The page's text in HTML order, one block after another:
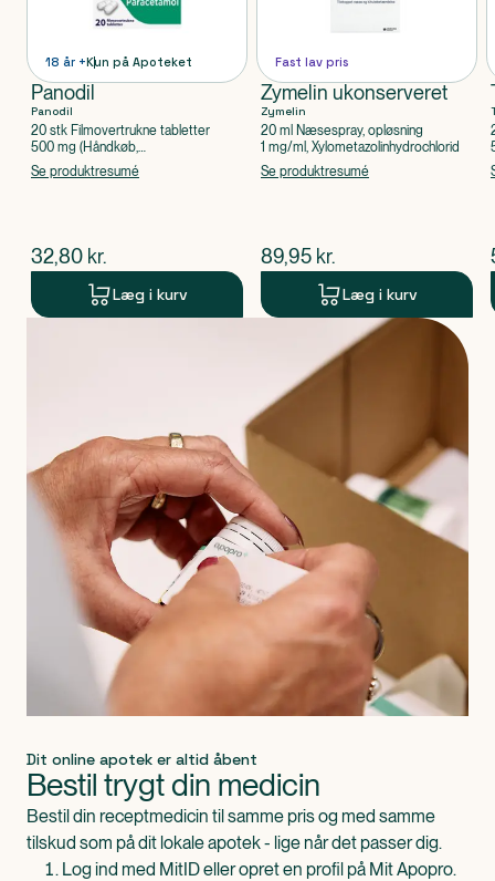
18 år +Kun på Apoteket
Panodil
Panodil
20 stk Filmovertrukne tabletter
500 mg (Håndkøb,
apoteksforbeholdt), Paracetamol
Se produktresumé
$nuværende pris
32,80 kr.
Læg i kurv
Fast lav pris
Zymelin ukonserveret
Zymelin
20 ml Næsespray, opløsning
1 mg/ml, Xylometazolinhydrochlorid
Se produktresumé
$nuværende pris
89,95 kr.
Læg i kurv
Dit online apotek er altid åbent
Bestil trygt din medicin
Bestil din receptmedicin til samme pris og med samme
tilskud som på dit lokale apotek - lige når det passer dig.
Log ind med MitID eller opret en profil på Mit Apopro.